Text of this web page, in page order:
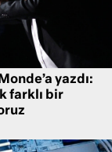
yazdı:
farklı bir